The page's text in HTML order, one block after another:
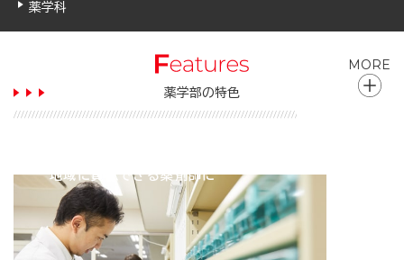
薬学科
薬学部の特色
MORE
地域に貢献できる薬剤師に